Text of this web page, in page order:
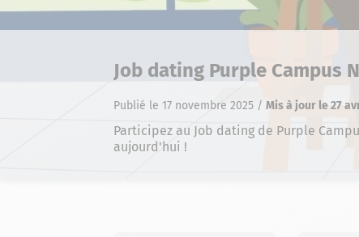
Job dating Purple Campus
Publié le 17 novembre 2025 / Mis à jour le 27
Participez au Job dating de Purple
aujourd'hui !